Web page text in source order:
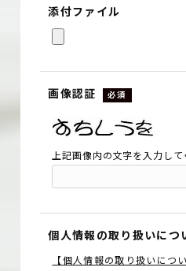
添付ファイル
画像認証 必須
上記画像内の文字を入力して
個人情報の取り扱いにつ
【個人情報の取り扱いについ